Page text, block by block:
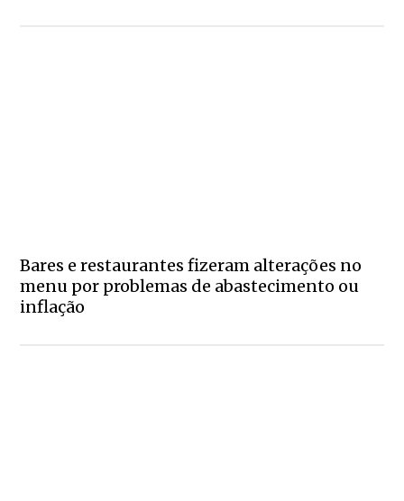
Bares e restaurantes fizeram alterações no
menu por problemas de abastecimento ou
inflação